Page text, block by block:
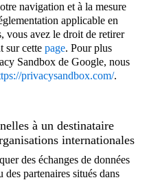
10.0; Win64; x64)
like Gecko)
537.36
Safari/537.36
de publicité
Internet
sur le site Web ou
ou nom de l’application
consulter un site Web
navigation et à la mesure
applicable en
vous avez le droit de retirer
sur cette page. Pour plus
Sandbox de Google, nous
privacysandbox.com/.
à un destinataire
internationales
des échanges de données
partenaires situés dans